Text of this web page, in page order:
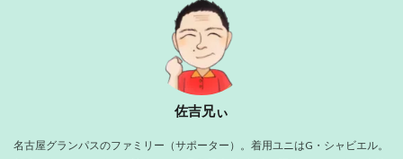
佐吉兄ぃ
名古屋グランパスのファミリー（サポーター）。着用ユニはG・シャビエル。